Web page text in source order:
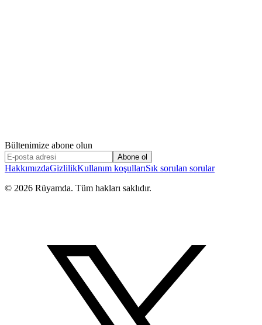
Bültenimize abone olun
Abone ol
HakkımızdaGizlilikKullanım koşullarıSık sorulan sorular
© 2026 Rüyamda. Tüm hakları saklıdır.